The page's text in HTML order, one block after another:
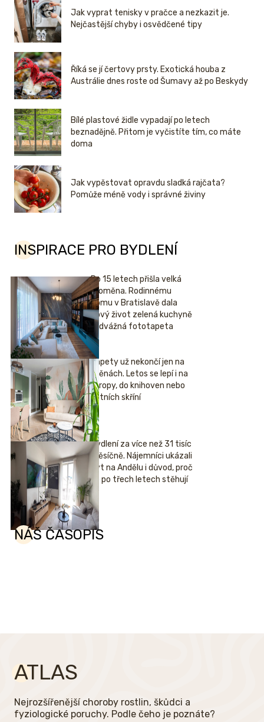
Jak vyprat tenisky v pračce a nezkazit je.
Nejčastější chyby i osvědčené tipy
Říká se jí čertovy prsty. Exotická houba z
Austrálie dnes roste od Šumavy až po Beskydy
Bílé plastové židle vypadají po letech
beznadějně. Přitom je vyčistíte tím, co máte
doma
Jak vypěstovat opravdu sladká rajčata?
Pomůže méně vody i správné živiny
INSPIRACE PRO BYDLENÍ
Po 15 letech přišla velká
proměna. Rodinnému
domu v Bratislavě dala
nový život zelená kuchyně
i odvážná fototapeta
Tapety už nekončí jen na
stěnách. Letos se lepí i na
stropy, do knihoven nebo
šatních skříní
Bydlení za více než 31 tisíc
měsíčně. Nájemníci ukázali
byt na Andělu i důvod, proč
se po třech letech stěhují
NÁŠ ČASOPIS
ATLAS
Nejrozšířenější choroby rostlin, škůdci a
fyziologické poruchy. Podle čeho je poznáte?